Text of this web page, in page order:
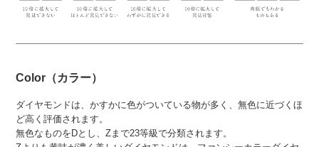
Color（カラー）
ダイヤモンドは、かすかに色がついている物が多く、無色に近づくほ
ど高く評価されます。
無色なものをDとし、Zまで23等級で分類されます。